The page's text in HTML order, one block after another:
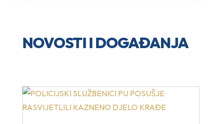
NOVOSTI I DOGAĐANJA